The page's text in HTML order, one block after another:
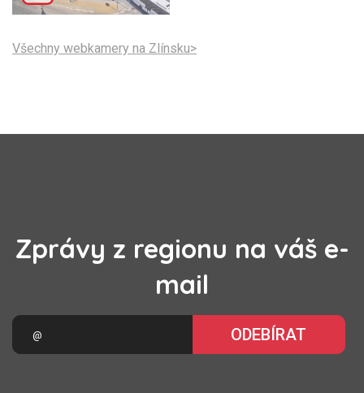
Všechny webkamery na Zlínsku>
Zprávy z regionu na váš e-
mail
ODEBÍRAT